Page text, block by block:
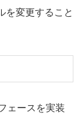
を変更すること
ェースを実装